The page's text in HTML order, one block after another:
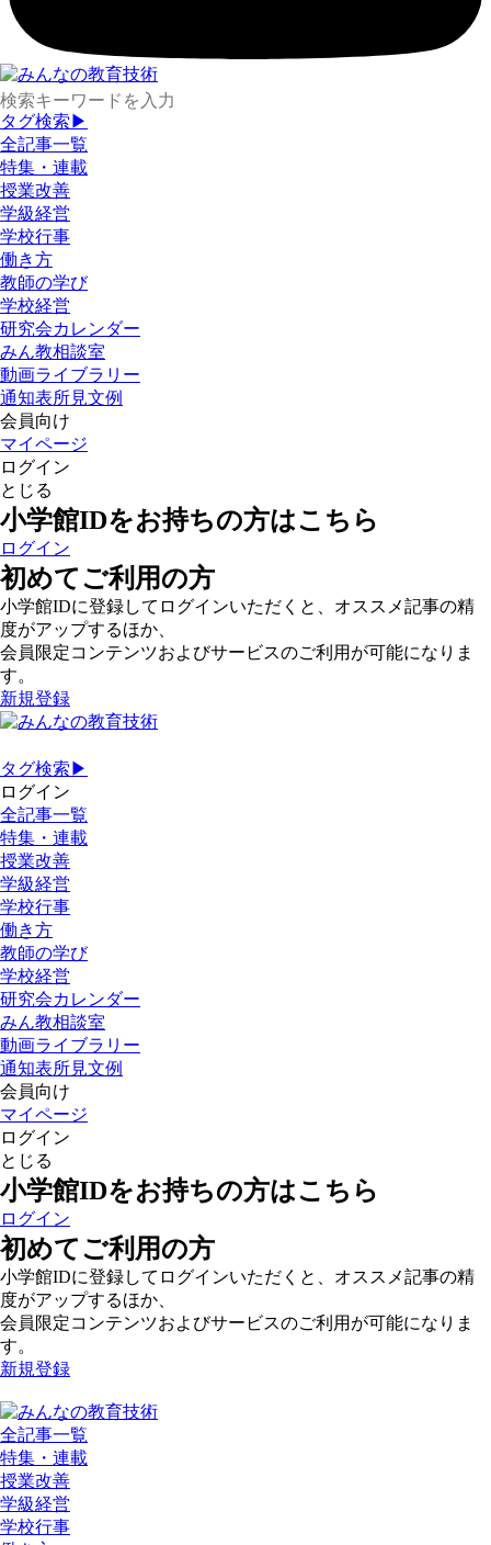
タグ検索▶
全記事一覧
特集・連載
授業改善
学級経営
学校行事
働き方
教師の学び
学校経営
研究会カレンダー
みん教相談室
動画ライブラリー
通知表所見文例
会員向け
マイページ
ログイン
とじる
小学館IDをお持ちの方はこちら
ログイン
初めてご利用の方
小学館IDに登録してログインいただくと、オススメ記事の精
度がアップするほか、
会員限定コンテンツおよびサービスのご利用が可能になりま
す。
新規登録
タグ検索▶
ログイン
全記事一覧
特集・連載
授業改善
学級経営
学校行事
働き方
教師の学び
学校経営
研究会カレンダー
みん教相談室
動画ライブラリー
通知表所見文例
会員向け
マイページ
ログイン
とじる
小学館IDをお持ちの方はこちら
ログイン
初めてご利用の方
小学館IDに登録してログインいただくと、オススメ記事の精
度がアップするほか、
会員限定コンテンツおよびサービスのご利用が可能になりま
す。
新規登録
全記事一覧
特集・連載
授業改善
学級経営
学校行事